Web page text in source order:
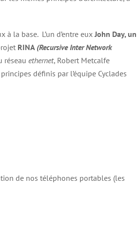
à la base. L’un d’entre euxJohn Day, un
RINA (Recursive Inter Network
réseau ethernet, Robert Metcalfe
définis par l’équipe Cyclades
de nos téléphones portables (les